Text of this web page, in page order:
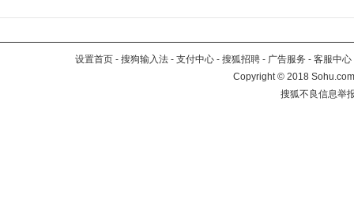
设置首页 - 搜狗输入法 - 支付中心 - 搜狐招聘 - 广告服务 - 客服中心
Copyright©2018
搜狐不良信息举